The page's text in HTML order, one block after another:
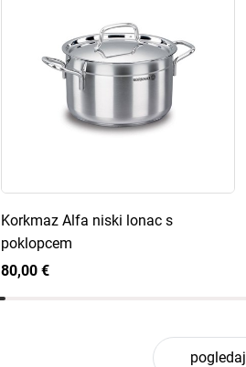
Korkmaz Alfa niski lonac s
poklopcem
80,00 €